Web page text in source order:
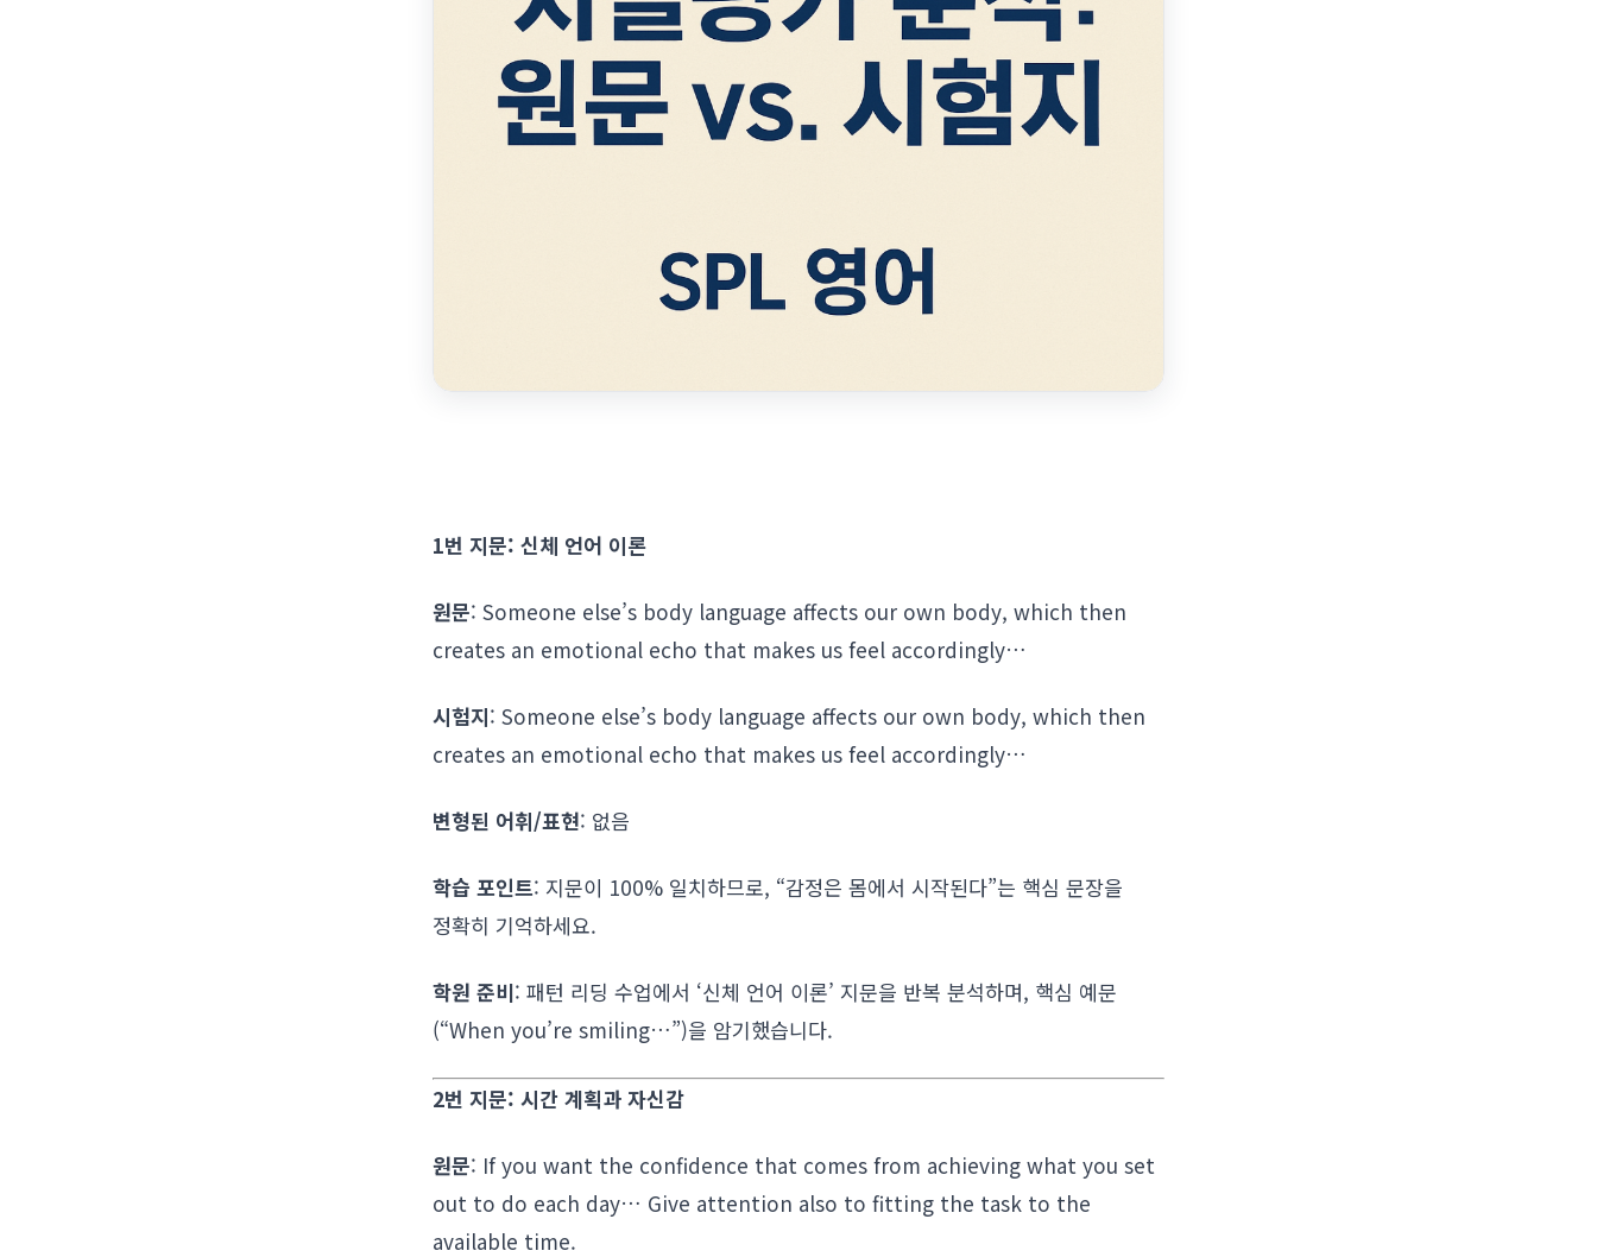
1번 지문: 신체 언어 이론
원문: Someone else’s body language affects our own body, which then
creates an emotional echo that makes us feel accordingly…
시험지: Someone else’s body language affects our own body, which then
creates an emotional echo that makes us feel accordingly…
변형된 어휘/표현: 없음
학습 포인트: 지문이 100% 일치하므로, “감정은 몸에서 시작된다”는 핵심 문장을
정확히 기억하세요.
학원 준비: 패턴 리딩 수업에서 ‘신체 언어 이론’ 지문을 반복 분석하며, 핵심 예문
(“When you’re smiling…”)을 암기했습니다.
2번 지문: 시간 계획과 자신감
원문: If you want the confidence that comes from achieving what you set
out to do each day… Give attention also to fitting the task to the
available time.